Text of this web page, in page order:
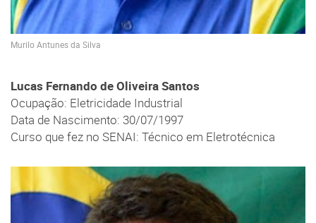
Murilo Antunes da Silva
Lucas Fernando de Oliveira Santos
Ocupação: Eletricidade Industrial
Data de Nascimento: 30/07/1997
Curso que fez no SENAI: Técnico em Eletrotécnica